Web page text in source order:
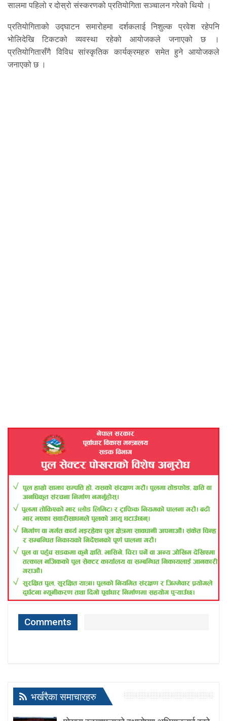
सालमा पहिलो र दोस्रो संस्करणको प्रतियोगिता सञ्चालन गरेको थियो ।
प्रतियोगिताको उद्घाटन समारोहमा दर्शकलाई निशुल्क प्रवेश रहेपनि
भोलिदेखि टिकटको व्यवस्था रहेको आयोजकले जनाएको छ ।
प्रतियोगितासँगै विविध सांस्कृतिक कार्यक्रमहरु समेत हुने आयोजकले
जनाएको छ ।
Comments
भर्खरैका समाचारहरु